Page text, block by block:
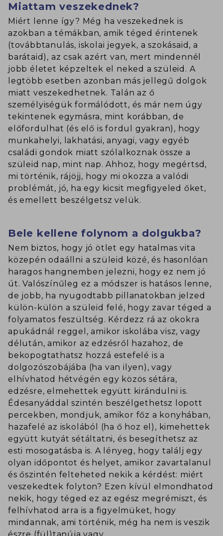
Miattam veszekednek?
Miért lenne így? Még ha veszekednek is
azokban a témákban, amik téged érintenek
(továbbtanulás, iskolai jegyek, a szokásaid, a
barátaid), az csak azért van, mert mindennél
jobb életet képzeltek el neked a szüleid. A
legtöbb esetben azonban más jellegű dolgok
miatt veszekedhetnek. Talán az ő
személyiségük formálódott, és már nem úgy
tekintenek egymásra, mint korábban, de
előfordulhat (és elő is fordul gyakran), hogy
munkahelyi, lakhatási, anyagi, vagy egyéb
családi gondok miatt szólalkoznak össze a
szüleid nap, mint nap. Ahhoz, hogy megértsd,
mi történik, rájöjj, hogy mi okozza a valódi
problémát, jó, ha egy kicsit megfigyeled őket,
és emellett beszélgetsz velük.
Bele kellene folynom a dolgukba?
Nem biztos, hogy jó ötlet egy hatalmas vita
közepén odaállni a szüleid közé, és hasonlóan
haragos hangnemben jelezni, hogy ez nem jó
út. Valószínűleg ez a módszer is hatásos lenne,
de jobb, ha nyugodtabb pillanatokban jelzed
külön-külön a szüleid felé, hogy zavar téged a
folyamatos feszültség. Kérdezz rá az okokra
apukádnál reggel, amikor iskolába visz, vagy
délután, amikor az edzésről hazahoz, de
bekopogtathatsz hozzá estefelé is a
dolgozószobájába (ha van ilyen), vagy
elhívhatod hétvégén egy közös sétára,
edzésre, elmehettek együtt kirándulni is.
Édesanyáddal szintén beszélgethetsz lopott
percekben, mondjuk, amikor főz a konyhában,
hazafelé az iskolából (ha ő hoz el), kimehettek
együtt kutyát sétáltatni, és besegíthetsz az
esti mosogatásba is. A lényeg, hogy találj egy
olyan időpontot és helyet, amikor zavartalanul
és őszintén felteheted nekik a kérdést: miért
veszekedtek folyton? Ezen kívül elmondhatod
nekik, hogy téged ez az egész megrémiszt, és
felhívhatod arra is a figyelmüket, hogy
mindannak, ami történik, még ha nem is veszik